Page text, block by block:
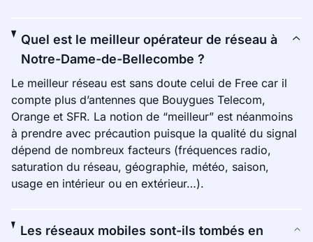
Quel est le meilleur opérateur de réseau à
Notre-Dame-de-Bellecombe ?
Le meilleur réseau est sans doute celui de Free car il
compte plus d’antennes que Bouygues Telecom,
Orange et SFR. La notion de “meilleur” est néanmoins
à prendre avec précaution puisque la qualité du signal
dépend de nombreux facteurs (fréquences radio,
saturation du réseau, géographie, météo, saison,
usage en intérieur ou en extérieur…).
Les réseaux mobiles sont-ils tombés en